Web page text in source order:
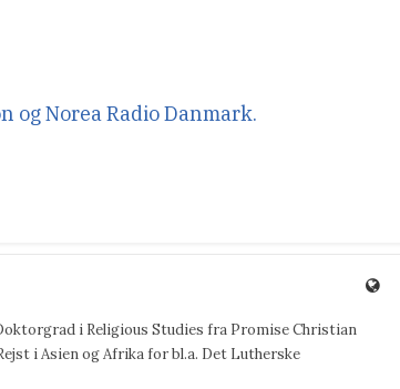
og Norea Radio Danmark.
i Religious Studies fra Promise Christian
i Asien og Afrika for bl.a. Det Lutherske